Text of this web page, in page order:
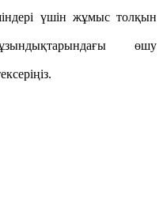
үшін жұмыс толқын
өшу